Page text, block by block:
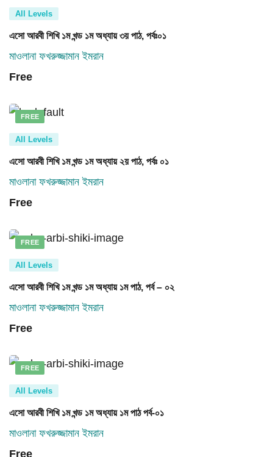
All Levels
এসো আরবী শিখি ১ম খন্ড ১ম অধ্যায় ৩য় পাঠ, পর্বঃ০১
মাওলানা ফখরুজ্জামান ইমরান
Free
FREE
All Levels
এসো আরবী শিখি ১ম খন্ড ১ম অধ্যায় ২য় পাঠ, পর্বঃ ০১
মাওলানা ফখরুজ্জামান ইমরান
Free
FREE
All Levels
এসো আরবী শিখি ১ম খন্ড ১ম অধ্যায় ১ম পাঠ, পর্ব – ০২
মাওলানা ফখরুজ্জামান ইমরান
Free
FREE
All Levels
এসো আরবী শিখি ১ম খন্ড ১ম অধ্যায় ১ম পাঠ পর্ব-০১
মাওলানা ফখরুজ্জামান ইমরান
Free